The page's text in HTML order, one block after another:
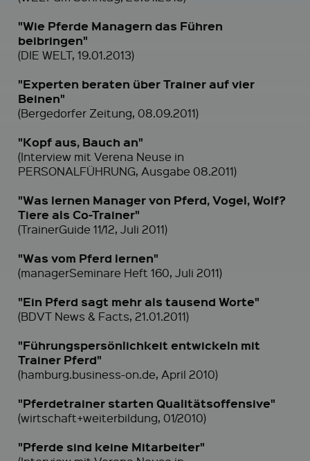
"Wie Pferde Managern das Führen
beibringen"
(DIE WELT, 19.01.2013)
"Experten beraten über Trainer auf vier
Beinen"
(Bergedorfer Zeitung, 08.09.2011)
"Kopf aus, Bauch an"
(Interview mit Verena Neuse in
PERSONALFÜHRUNG, Ausgabe 08.2011)
"Was lernen Manager von Pferd, Vogel, Wolf?
Tiere als Co-Trainer"
(TrainerGuide 11/12, Juli 2011)
"Was vom Pferd lernen"
(managerSeminare Heft 160, Juli 2011)
"Ein Pferd sagt mehr als tausend Worte"
(BDVT News & Facts, 21.01.2011)
"Führungspersönlichkeit entwickeln mit
Trainer Pferd"
(hamburg.business-on.de, April 2010)
"Pferdetrainer starten Qualitätsoffensive"
(wirtschaft+weiterbildung, 01/2010)
"Pferde sind keine Mitarbeiter"